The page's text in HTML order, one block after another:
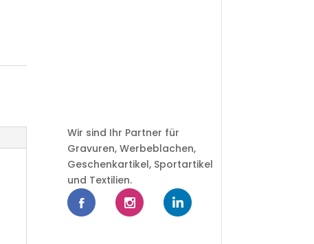
Wir sind Ihr Partner für
Gravuren, Werbeblachen,
Geschenkartikel, Sportartikel
und Textilien.